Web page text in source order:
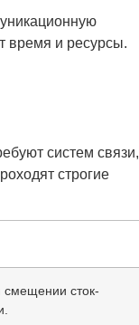
время и ресурсы.
систем связи,
строгие
смещении сток-